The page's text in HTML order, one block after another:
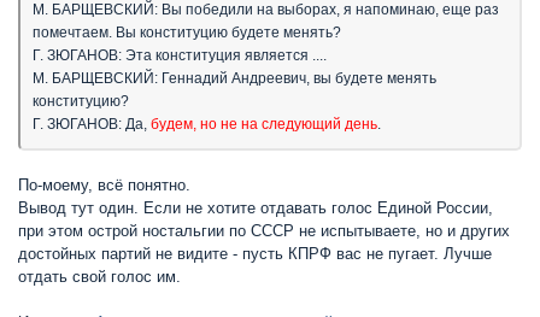
М. БАРЩЕВСКИЙ: Вы победили на выборах, я напоминаю, еще раз
помечтаем. Вы конституцию будете менять?
Г. ЗЮГАНОВ: Эта конституция является ....
М. БАРЩЕВСКИЙ: Геннадий Андреевич, вы будете менять
конституцию?
Г. ЗЮГАНОВ: Да, будем, но не на следующий день.
По-моему, всё понятно.
Вывод тут один. Если не хотите отдавать голос Единой России,
при этом острой ностальгии по СССР не испытываете, но и других
достойных партий не видите - пусть КПРФ вас не пугает. Лучше
отдать свой голос им.